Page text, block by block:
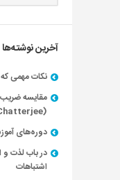
آخرین نوشته‌ها
نکات مهمی
مقایسه
(Chatterjee)
دوره‌های
در باب لذت و
اشتباهات